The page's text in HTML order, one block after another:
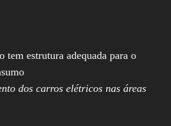
Brasília, Nordeste,
Norte, Centro-
Vinhos, Bebidas,
estrutura adequada para o
dos carros elétricos nas áreas